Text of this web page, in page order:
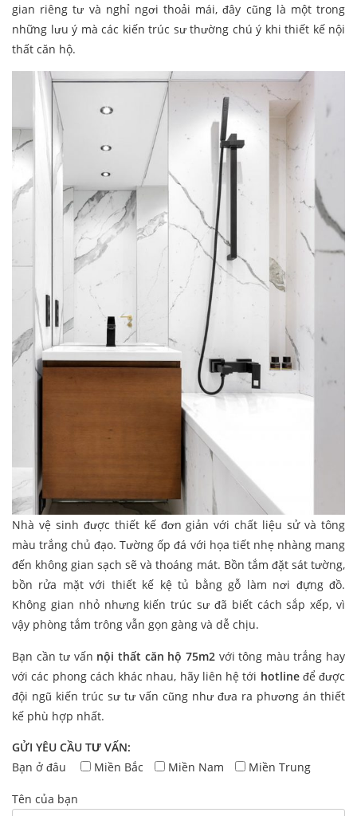
gian riêng tư và nghỉ ngơi thoải mái, đây cũng là một trong
những lưu ý mà các kiến trúc sư thường chú ý khi thiết kế nội
thất căn hộ.
Nhà vệ sinh được thiết kế đơn giản với chất liệu sử và tông
màu trắng chủ đạo. Tường ốp đá với họa tiết nhẹ nhàng mang
đến không gian sạch sẽ và thoáng mát. Bồn tắm đặt sát tường,
bồn rửa mặt với thiết kế kệ tủ bằng gỗ làm nơi đựng đồ.
Không gian nhỏ nhưng kiến trúc sư đã biết cách sắp xếp, vì
vậy phòng tắm trông vẫn gọn gàng và dễ chịu.
Bạn cần tư vấn nội thất căn hộ 75m2với tông màu trắng hay
với các phong cách khác nhau, hãy liên hệ tới hotline để được
đội ngũ kiến trúc sư tư vấn cũng như đưa ra phương án thiết
kế phù hợp nhất.
GỬI YÊU CẦU TƯ VẤN:
Bạn ở đâu
Miền Bắc Miền Nam Miền Trung
Tên của bạn